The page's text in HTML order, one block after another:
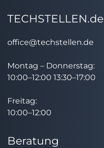
TECHSTELLEN.de
office@techstellen.de
Montag – Donnerstag:
10:00–12:00 13:30–17:00
Freitag:
10:00–12:00
Beratung